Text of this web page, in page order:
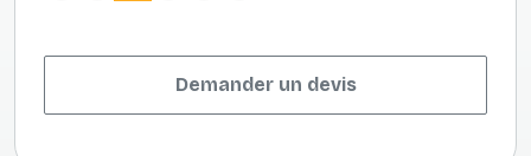
Demander un devis